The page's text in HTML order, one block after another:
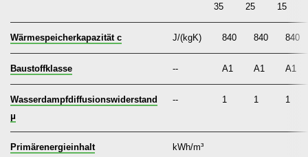
35
25
15
Wärmespeicherkapazität c J/(kgK) 840 840 840
Baustoffklasse -- A1 A1 A1
Wasserdampfdiffusionswiderstand
μ
-- 1 1 1
Primärenergieinhalt
kWh/m³